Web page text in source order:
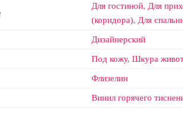
Для гостиной, Для
(коридора), Для
Дизайнерский
Под кожу, Шкура
Флизелин
Винил горячего